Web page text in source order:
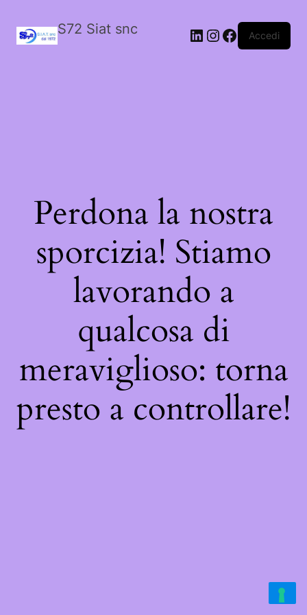
S72 Siat snc LinkedIn
Instagram
Facebook
Accedi
Perdona la nostra
sporcizia! Stiamo
lavorando a
qualcosa di
meraviglioso: torna
presto a controllare!